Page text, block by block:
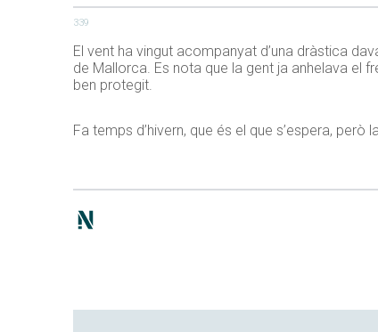
339
El vent ha vingut acompanyat d’una dràstica
de Mallorca. Es nota que la gent ja anhelava el
ben protegit.
Fa temps d’hivern, que és el que s’espera,